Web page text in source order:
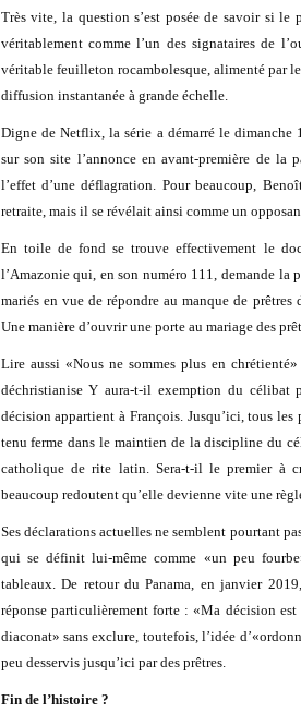
Très vite, la question s’est posée de savoir si le
véritablement comme l’un des signataires de
véritable feuilleton rocambolesque, alimenté par
diffusion instantanée à grande échelle.
Digne de Netflix, la série a démarré le
sur son site l’annonce en avant-première de
l’effet d’une déflagration. Pour beaucoup,
retraite, mais il se révélait ainsi comme un
En toile de fond se trouve effectivement le
l’Amazonie qui, en son numéro 111, demande la
mariés en vue de répondre au manque de
Une manière d’ouvrir une porte au mariage des
Lire aussi «Nous ne sommes plus en
déchristianise Y aura-t-il exemption du célibat
décision appartient à François. Jusqu’ici, tous
tenu ferme dans le maintien de la discipline du
catholique de rite latin. Sera-t-il le premier à
beaucoup redoutent qu’elle devienne vite une
Ses déclarations actuelles ne semblent pourtant
qui se définit lui-même comme «un peu
tableaux. De retour du Panama, en janvier
réponse particulièrement forte : «Ma décision
diaconat» sans exclure, toutefois, l’idée
peu desservis jusqu’ici par des prêtres.
Fin de l’histoire ?